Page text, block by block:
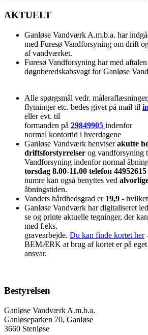
AKTUELT
Ganløse Vandværk A.m.b.a. har
med Furesø Vandforsyning om drift
af vandværket.
Furesø Vandforsyning har med
døgnberedskabsvagt for Ganløse
Alle spørgsmål vedr. måleraflæsninger,
flytninger etc. bedes givet på mail til
eller evt. til
formanden på 29849905 indenfor
normal kontortid i hverdagene
Ganløse Vandværk henviserakutte
driftsforstyrrelser og vandforsyning
Vandforsyning indenfor normal
torsdag 8.00-11.00 telefon
numre kan også benyttes ved
åbningstiden.
Vandets hårdhedsgrad er 19,9 -
Ganløse Vandværk har digitaliseret
se og printe aktuelle tegninger, der
med f.eks.
gravearbejde. Du kan finde kortet her
BEMÆRK at brug af kortet er på eget
ansvar.
Bestyrelsen
Ganløse Vandværk A.m.b.a.
Ganløseparken 70, Ganløse
3660 Stenløse